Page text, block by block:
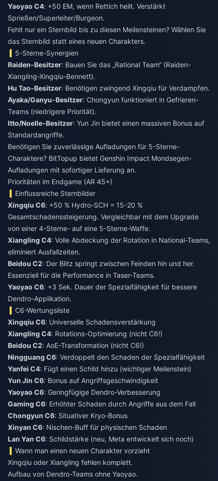
Yaoyao C4: +50 EM, wenn Rettich heilt. Verstärkt
Sprießen/Superleiter/Burgeon.
Fehlt nur ein Sternbild bis zu diesen Meilensteinen? Wählen Sie
das Sternbild statt eines neuen Charakters.
5-Sterne-Synergien
Raiden-Besitzer: Bauen Sie das „Rational Team“ (Raiden-
Xiangling-Xingqiu-Bennett).
Hu Tao-Besitzer: Benötigen zwingend Xingqiu für Verdampfen.
Ayaka/Ganyu-Besitzer: Chongyun funktioniert in Gefrieren-
Teams (niedrigere Priorität).
Itto/Noelle-Besitzer: Yun Jin bietet einen massiven Bonus auf
Standardangriffe.
Benötigen Sie zuverlässige Aufladungen für 5-Sterne-
Charaktere? BitTopup bietet Genshin Impact Mondsegen-
Aufladungen mit sofortiger Lieferung an.
Prioritäten im Endgame (AR 45+)
Einflussreiche Sternbilder
Xingqiu C6: +50 % Hydro-SCH = 15-20 %
Gesamtschadenssteigerung. Vergleichbar mit dem Upgrade
von einer 4-Sterne- auf eine 5-Sterne-Waffe.
Xiangling C4: Volle Abdeckung der Rotation in National-Teams,
eliminiert Ausfallzeiten.
Beidou C2: Der Blitz springt zwischen Feinden hin und her.
Essenziell für die Performance in Taser-Teams.
Yaoyao C6: +3 Sek. Dauer der Spezialfähigkeit für bessere
Dendro-Applikation.
C6-Wertungsliste
Xingqiu C6: Universelle Schadensverstärkung
Xiangling C4: Rotations-Optimierung (nicht C6!)
Beidou C2: AoE-Transformation (nicht C6!)
Ningguang C6: Verdoppelt den Schaden der Spezialfähigkeit
Yanfei C4: Fügt einen Schild hinzu (wichtiger Meilenstein)
Yun Jin C6: Bonus auf Angriffsgeschwindigkeit
Yaoyao C6: Geringfügige Dendro-Verbesserung
Gaming C6: Erhöhter Schaden durch Angriffe aus dem Fall
Chongyun C6: Situativer Kryo-Bonus
Xinyan C6: Nischen-Buff für physischen Schaden
Lan Yan C6: Schildstärke (neu, Meta entwickelt sich noch)
Wann man einen neuen Charakter vorzieht
Xingqiu oder Xiangling fehlen komplett.
Aufbau von Dendro-Teams ohne Yaoyao.